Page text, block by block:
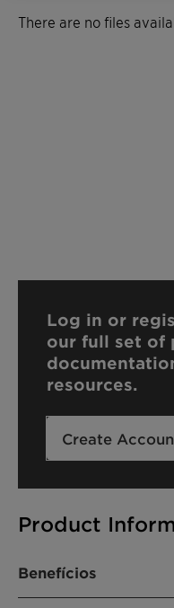
Product
Benefícios
There are no files
Log in or
our full set of
resources.
Create